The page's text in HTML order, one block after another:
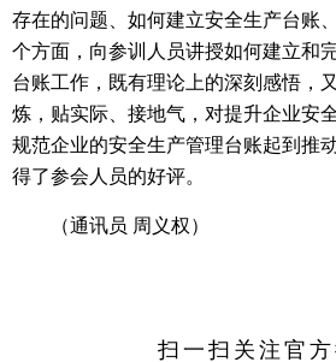
存在的问题、如何建立安全生产台账
个方面，向参训人员讲授如何建立和
台账工作，既有理论上的深刻感悟，
炼，贴实际、接地气，对提升企业安
规范企业的安全生产管理台账起到推
得了参会人员的好评。
（通讯员 周义权）
扫一扫关注官